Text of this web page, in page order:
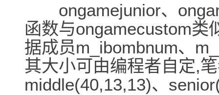
ongamejunior、
函数与ongamecustom类
据成员m_ibombnum、
其大小可由编程者自定,
middle(40,13,13)、